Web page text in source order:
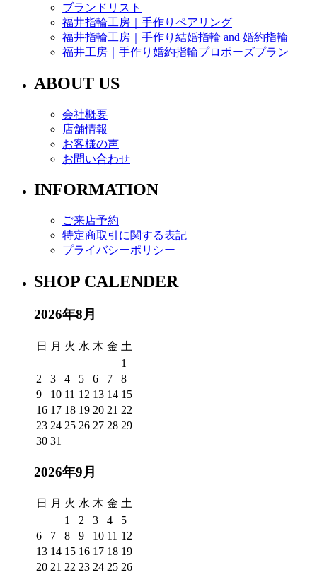
ブランドリスト
福井指輪工房｜手作りペアリング
福井指輪工房｜手作り結婚指輪 and 婚約指輪
福井工房｜手作り婚約指輪プロポーズプラン
ABOUT US
会社概要
店舗情報
お客様の声
お問い合わせ
INFORMATION
ご来店予約
特定商取引に関する表記
プライバシーポリシー
SHOP CALENDER
2026年8月
日 月 火 水 木 金 土
1
2
3 4 5 6 7
8
9
10 11 12 13 14 15
16 17 18 19 20 21 22
23 24 25 26 27 28 29
30 31
2026年9月
日 月 火 水 木 金 土
1
2 3 4
5
6
7 8 9 10 11 12
13 14 15 16 17 18 19
20 21 22 23 24 25 26